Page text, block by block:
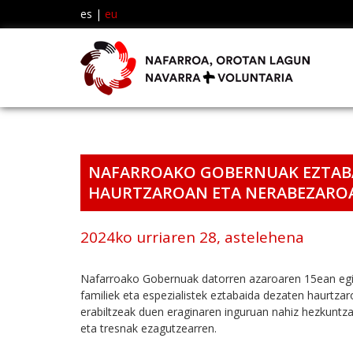
es | eu
NAFARROAKO GOBERNUAK
HAURTZAROAN ETA
2024ko urriaren 28, astelehena
Nafarroako Gobernuak datorren azaroaren 15ean
familiek eta espezialistek eztabaida dezaten
erabiltzeak duen eraginaren inguruan nahiz
eta tresnak ezagutzearren.